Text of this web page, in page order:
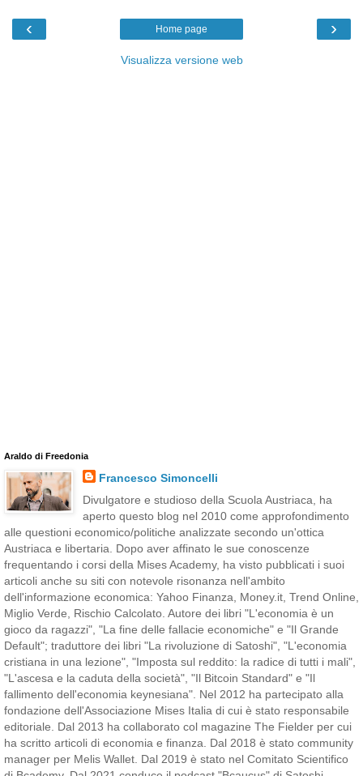
‹ ›
Home page
Visualizza versione web
Araldo di Freedonia
Francesco Simoncelli
Divulgatore e studioso della Scuola Austriaca, ha
aperto questo blog nel 2010 come approfondimento
alle questioni economico/politiche analizzate secondo un'ottica
Austriaca e libertaria. Dopo aver affinato le sue conoscenze
frequentando i corsi della Mises Academy, ha visto pubblicati i suoi
articoli anche su siti con notevole risonanza nell'ambito
dell'informazione economica: Yahoo Finanza, Money.it, Trend Online,
Miglio Verde, Rischio Calcolato. Autore dei libri "L'economia è un
gioco da ragazzi", "La fine delle fallacie economiche" e "Il Grande
Default"; traduttore dei libri "La rivoluzione di Satoshi", "L'economia
cristiana in una lezione", "Imposta sul reddito: la radice di tutti i mali",
"L'ascesa e la caduta della società", "Il Bitcoin Standard" e "Il
fallimento dell'economia keynesiana". Nel 2012 ha partecipato alla
fondazione dell'Associazione Mises Italia di cui è stato responsabile
editoriale. Dal 2013 ha collaborato col magazine The Fielder per cui
ha scritto articoli di economia e finanza. Dal 2018 è stato community
manager per Melis Wallet. Dal 2019 è stato nel Comitato Scientifico